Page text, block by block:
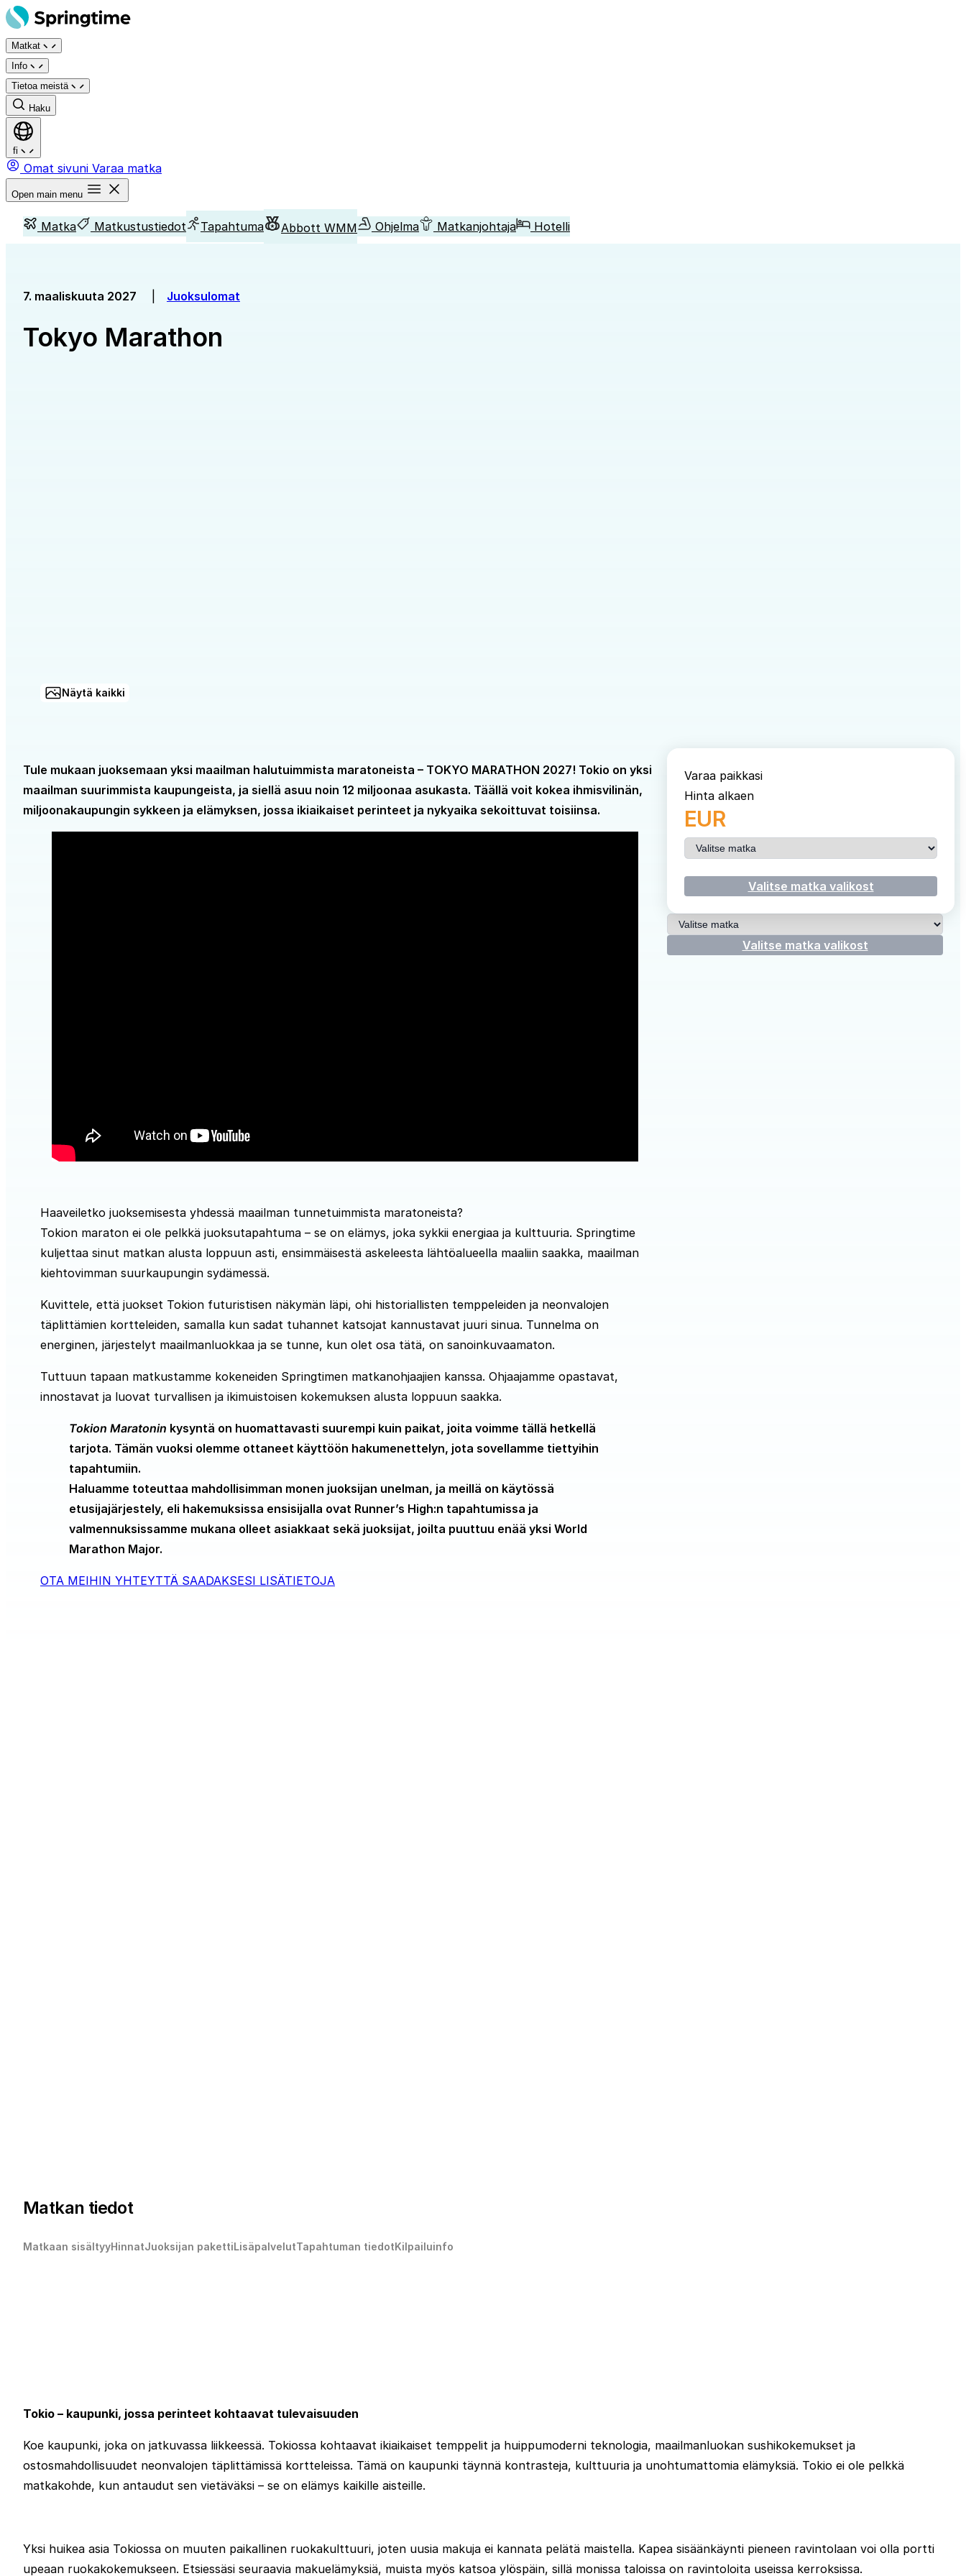
Siirry
sisältöön
Matkat
Info
Tietoa meistä
Haku
fi
Omat sivuni Varaa matka
Open main menu
Matka Matkustustiedot Tapahtuma Abbott WMM Ohjelma Matkanjohtaja Hotelli
7. maaliskuuta 2027 Juoksulomat
Tokyo Marathon
Näytä kaikki
Tule mukaan juoksemaan yksi maailman halutuimmista maratoneista – TOKYO MARATHON 2027! Tokio on yksi
maailman suurimmista kaupungeista, ja siellä asuu noin 12 miljoonaa asukasta. Täällä voit kokea ihmisvilinän,
miljoonakaupungin sykkeen ja elämyksen, jossa ikiaikaiset perinteet ja nykyaika sekoittuvat toisiinsa.
Haaveiletko juoksemisesta yhdessä maailman tunnetuimmista maratoneista?
Tokion maraton ei ole pelkkä juoksutapahtuma – se on elämys, joka sykkii energiaa ja kulttuuria. Springtime
kuljettaa sinut matkan alusta loppuun asti, ensimmäisestä askeleesta lähtöalueella maaliin saakka, maailman
kiehtovimman suurkaupungin sydämessä.
Kuvittele, että juokset Tokion futuristisen näkymän läpi, ohi historiallisten temppeleiden ja neonvalojen
täplittämien kortteleiden, samalla kun sadat tuhannet katsojat kannustavat juuri sinua. Tunnelma on
energinen, järjestelyt maailmanluokkaa ja se tunne, kun olet osa tätä, on sanoinkuvaamaton.
Tuttuun tapaan matkustamme kokeneiden Springtimen matkanohjaajien kanssa. Ohjaajamme opastavat,
innostavat ja luovat turvallisen ja ikimuistoisen kokemuksen alusta loppuun saakka.
Tokion Maratonin kysyntä on huomattavasti suurempi kuin paikat, joita voimme tällä hetkellä
tarjota. Tämän vuoksi olemme ottaneet käyttöön hakumenettelyn, jota sovellamme tiettyihin
tapahtumiin.
Haluamme toteuttaa mahdollisimman monen juoksijan unelman, ja meillä on käytössä
etusijajärjestely, eli hakemuksissa ensisijalla ovat Runner’s High:n tapahtumissa ja
valmennuksissamme mukana olleet asiakkaat sekä juoksijat, joilta puuttuu enää yksi World
Marathon Major.
OTA MEIHIN YHTEYTTÄ SAADAKSESI LISÄTIETOJA
Varaa paikkasi
Hinta alkaen
EUR
Valitse matka
Valitse matka valikost
Valitse matka
Valitse matka valikost
Matkan tiedot
Matkaan sisältyyHinnatJuoksijan pakettiLisäpalvelutTapahtuman tiedotKilpailuinfo
Tokio – kaupunki, jossa perinteet kohtaavat tulevaisuuden
Koe kaupunki, joka on jatkuvassa liikkeessä. Tokiossa kohtaavat ikiaikaiset temppelit ja huippumoderni teknologia, maailmanluokan sushikokemukset ja
ostosmahdollisuudet neonvalojen täplittämissä kortteleissa. Tämä on kaupunki täynnä kontrasteja, kulttuuria ja unohtumattomia elämyksiä. Tokio ei ole pelkkä
matkakohde, kun antaudut sen vietäväksi – se on elämys kaikille aisteille.
Yksi huikea asia Tokiossa on muuten paikallinen ruokakulttuuri, joten uusia makuja ei kannata pelätä maistella. Kapea sisäänkäynti pieneen ravintolaan voi olla portti
upeaan ruokakokemukseen. Etsiessäsi seuraavia makuelämyksiä, muista myös katsoa ylöspäin, sillä monissa taloissa on ravintoloita useissa kerroksissa.